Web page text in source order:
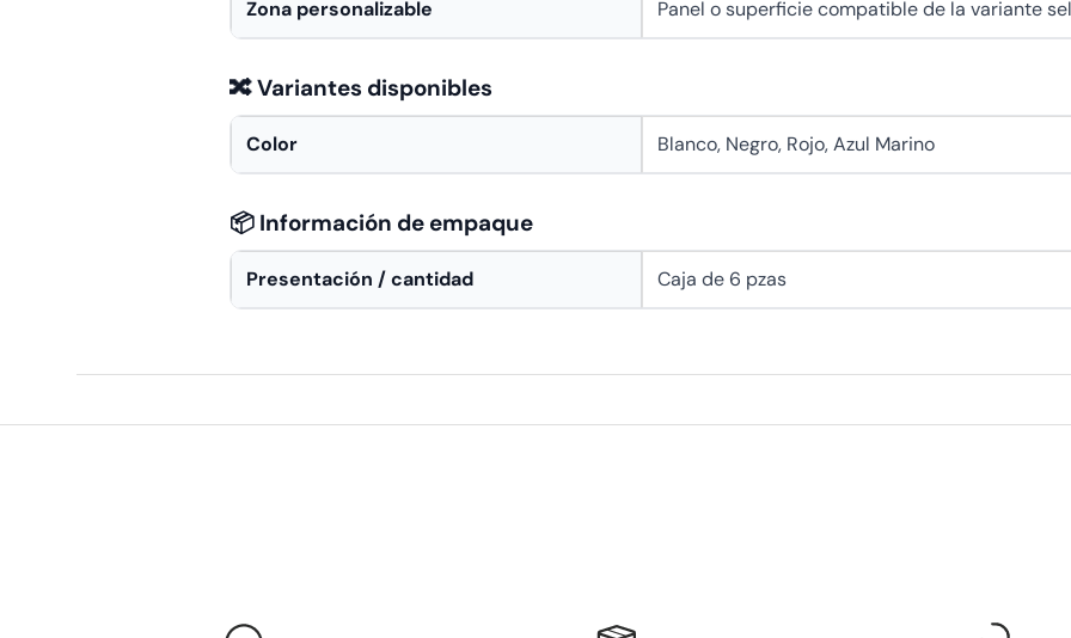
Zona personalizable Panel o superficie compatible de la variante
🔀 Variantes disponibles
Color Blanco, Negro, Rojo, Azul Marino
📦 Información de empaque
Presentación / cantidad Caja de 6 pzas